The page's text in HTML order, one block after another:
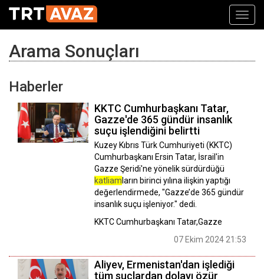
Arama Sonuçları
Haberler
KKTC Cumhurbaşkanı Tatar,
Gazze'de 365 gündür insanlık
suçu işlendiğini belirtti
Kuzey Kıbrıs Türk Cumhuriyeti (KKTC)
Cumhurbaşkanı Ersin Tatar, İsrail'in
Gazze Şeridi'ne yönelik sürdürdüğü
katliam ların birinci yılına ilişkin yaptığı
değerlendirmede, "Gazze’de 365 gündür
insanlık suçu işleniyor." dedi.
KKTC Cumhurbaşkanı Tatar,Gazze
07 Ekim 2024 21:53
Aliyev, Ermenistan'dan işlediği
tüm suçlardan dolayı özür